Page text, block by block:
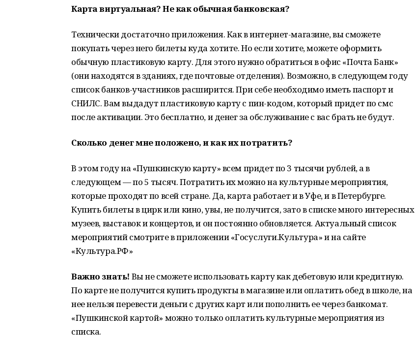
Карта виртуальная? Не как обычная банковская?
Технически достаточно приложения. Как в интернет-магазине, вы сможете
покупать через него билеты куда хотите. Но если хотите, можете оформить
обычную пластиковую карту. Для этого нужно обратиться в офис «Почта Банк»
(они находятся в зданиях, где почтовые отделения). Возможно, в следующем году
список банков-участников расширится. При себе необходимо иметь паспорт и
СНИЛС. Вам выдадут пластиковую карту с пин-кодом, который придет по смс
после активации. Это бесплатно, и денег за обслуживание с вас брать не будут.
Сколько денег мне положено, и как их потратить?
В этом году на «Пушкинскую карту» всем придет по 3 тысячи рублей, а в
следующем — по 5 тысяч. Потратить их можно на культурные мероприятия,
которые проходят по всей стране. Да, карта работает и в Уфе, и в Петербурге.
Купить билеты в цирк или кино, увы, не получится, зато в списке много интересных
музеев, выставок и концертов, и он постоянно обновляется. Актуальный список
мероприятий смотрите в приложении «Госуслуги.Культура» и на сайте
«Культура.РФ»
Важно знать! Вы не сможете использовать карту как дебетовую или кредитную.
По карте не получится купить продукты в магазине или оплатить обед в школе, на
нее нельзя перевести деньги с других карт или пополнить ее через банкомат.
«Пушкинской картой» можно только оплатить культурные мероприятия из
списка.